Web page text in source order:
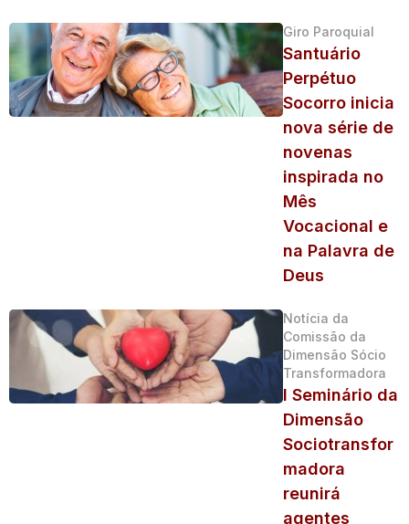
Giro Paroquial
Santuário
Perpétuo
Socorro inicia
nova série de
novenas
inspirada no
Mês
Vocacional e
na Palavra de
Deus
Notícia da
Comissão da
Dimensão Sócio
Transformadora
I Seminário da
Dimensão
Sociotransfor
madora
reunirá
agentes